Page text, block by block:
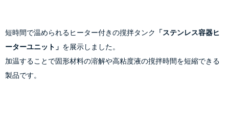
短時間で温められるヒーター付きの撹拌タンク
「ステンレス容器ヒ
ーターユニット」 を展示しました。
加温することで固形材料の溶解や高粘度液の撹拌時間を短縮できる
製品です。